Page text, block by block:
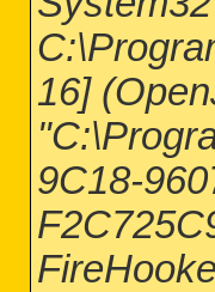
16]
9C18-